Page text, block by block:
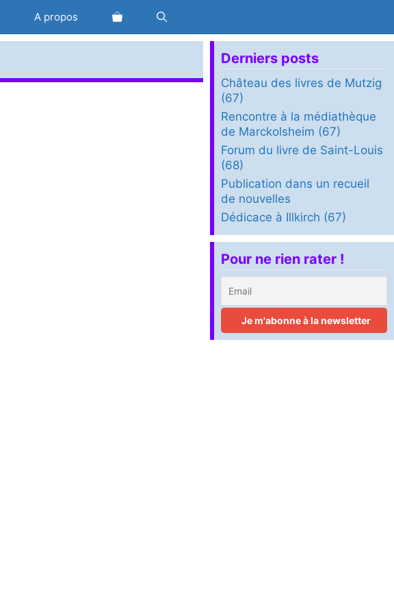
A propos
Derniers posts
Château des livres de Mutzig
(67)
Rencontre à la médiathèque
de Marckolsheim (67)
Forum du livre de Saint-Louis
(68)
Publication dans un recueil
de nouvelles
Dédicace à Illkirch (67)
Pour ne rien rater !